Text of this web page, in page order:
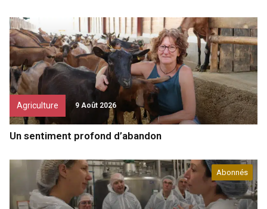
Agriculture 9 Août 2026
Un sentiment profond d’abandon
Abonnés